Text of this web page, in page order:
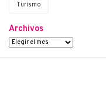
Turismo
Archivos